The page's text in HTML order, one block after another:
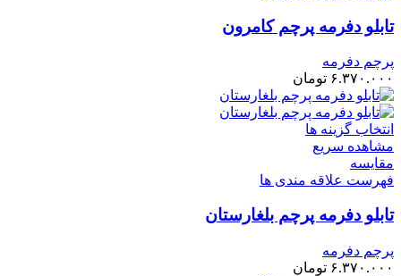
تابلو دفرمه پرچم کامرون
پرچم دفرمه
۶.۳۷۰.۰۰۰ تومان
انتخاب گزینه ها
مشاهده سریع
مقایسه
فهرست علاقه مندی ها
تابلو دفرمه پرچم بلغارستان
پرچم دفرمه
۶.۳۷۰.۰۰۰ تومان